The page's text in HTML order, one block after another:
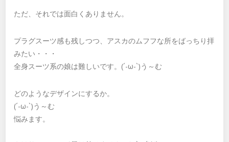
ただ、それでは面白くありません。
プラグスーツ感も残しつつ、アスカのムフフな所をばっちり拝
みたい・・・
全身スーツ系の娘は難しいです。(´-ω-`)う～む
どのようなデザインにするか。
(´-ω-`)う～む
悩みます。